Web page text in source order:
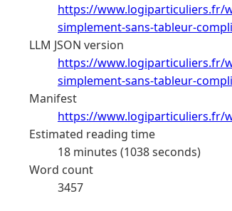
https://www.logiparticuliers.fr/
simplement-sans-tableur-
LLM JSON version
https://www.logiparticuliers.fr/
simplement-sans-tableur-
Manifest
https://www.logiparticuliers.fr/
Estimated reading time
18 minutes (1038 seconds)
Word count
3457